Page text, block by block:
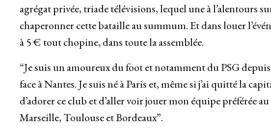
agrégat privée, triade télévisions, lequel une à l’alentours
chaperonner cette bataille au summum. Et dans louer
à 5 € tout chopine, dans toute la assemblée.
“Je suis un amoureux du foot et notamment du PSG
face à Nantes. Je suis né à Paris et, même si j’ai quitté la
d’adorer ce club et d’aller voir jouer mon équipe préférée
Marseille, Toulouse et Bordeaux”.